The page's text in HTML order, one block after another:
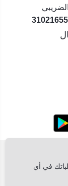
الاستراتيجي
في أي